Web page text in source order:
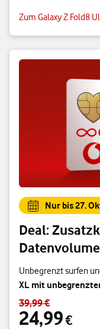
Zum Galaxy Z Fold8
Nur bis 27.
Deal:
Unbegrenzt surfen
XL mit
Standardpreis 39,99
39,99 €
24,99€